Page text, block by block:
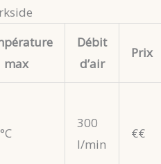
max
Débit
d’air
Prix
300
l/min
€€